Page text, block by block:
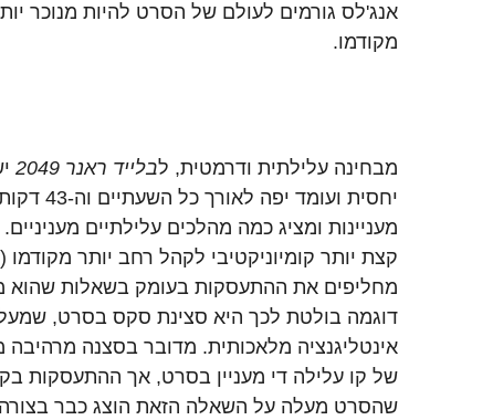
אנג'לס גורמים לעולם של הסרט להיות מנוכר
מקודמו.
מבחינה עלילתית ודרמטית, לבלייד ראנר 2049
יחסית
מעניינות ומציג כמה מהלכים עלילתיים
קצת יותר קומיוניקטיבי לקהל רחב יותר
מחליפים את ההתעסקות בעומק בשאלות שהוא
דוגמה בולטת לכך היא סצינת סקס בסרט,
אינטליגנציה מלאכותית. מדובר בסצנה
של קו עלילה די מעניין בסרט, אך ההתעסקות
שהסרט מעלה על השאלה הזאת הוצג כבר